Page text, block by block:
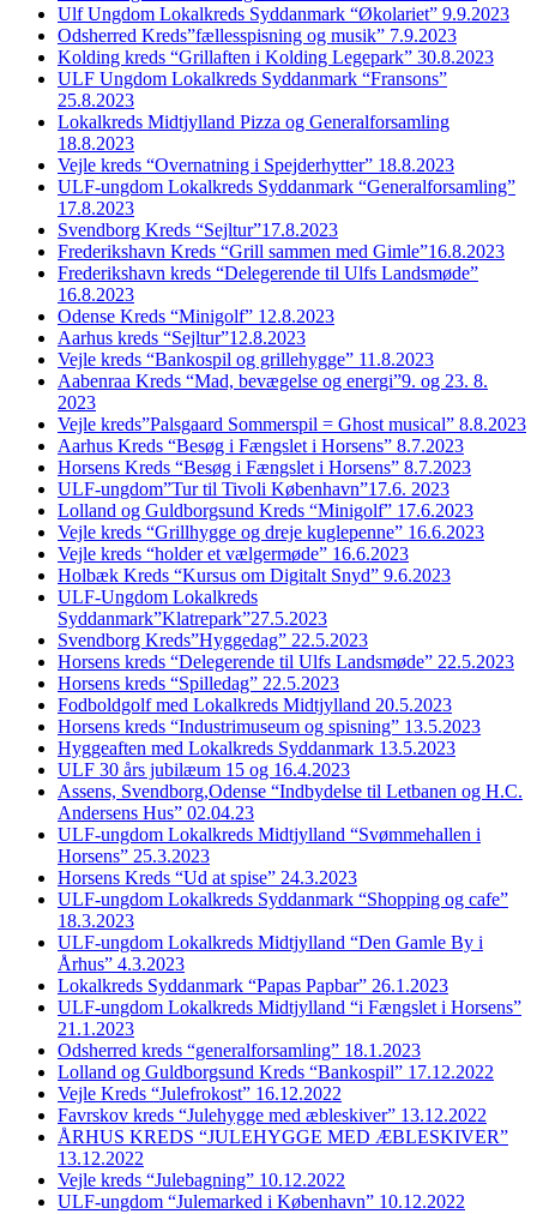
Ulf Ungdom Lokalkreds Syddanmark “Økolariet” 9.9.2023
Odsherred Kreds”fællesspisning og musik” 7.9.2023
Kolding kreds “Grillaften i Kolding Legepark” 30.8.2023
ULF Ungdom Lokalkreds Syddanmark “Fransons”
25.8.2023
Lokalkreds Midtjylland Pizza og Generalforsamling
18.8.2023
Vejle kreds “Overnatning i Spejderhytter” 18.8.2023
ULF-ungdom Lokalkreds Syddanmark “Generalforsamling”
17.8.2023
Svendborg Kreds “Sejltur”17.8.2023
Frederikshavn Kreds “Grill sammen med Gimle”16.8.2023
Frederikshavn kreds “Delegerende til Ulfs Landsmøde”
16.8.2023
Odense Kreds “Minigolf” 12.8.2023
Aarhus kreds “Sejltur”12.8.2023
Vejle kreds “Bankospil og grillehygge” 11.8.2023
Aabenraa Kreds “Mad, bevægelse og energi”9. og 23. 8.
2023
Vejle kreds”Palsgaard Sommerspil = Ghost musical” 8.8.2023
Aarhus Kreds “Besøg i Fængslet i Horsens” 8.7.2023
Horsens Kreds “Besøg i Fængslet i Horsens” 8.7.2023
ULF-ungdom”Tur til Tivoli København”17.6. 2023
Lolland og Guldborgsund Kreds “Minigolf” 17.6.2023
Vejle kreds “Grillhygge og dreje kuglepenne” 16.6.2023
Vejle kreds “holder et vælgermøde” 16.6.2023
Holbæk Kreds “Kursus om Digitalt Snyd” 9.6.2023
ULF-Ungdom Lokalkreds
Syddanmark”Klatrepark”27.5.2023
Svendborg Kreds”Hyggedag” 22.5.2023
Horsens kreds “Delegerende til Ulfs Landsmøde” 22.5.2023
Horsens kreds “Spilledag” 22.5.2023
Fodboldgolf med Lokalkreds Midtjylland 20.5.2023
Horsens kreds “Industrimuseum og spisning” 13.5.2023
Hyggeaften med Lokalkreds Syddanmark 13.5.2023
ULF 30 års jubilæum 15 og 16.4.2023
Assens, Svendborg,Odense “Indbydelse til Letbanen og H.C.
Andersens Hus” 02.04.23
ULF-ungdom Lokalkreds Midtjylland “Svømmehallen i
Horsens” 25.3.2023
Horsens Kreds “Ud at spise” 24.3.2023
ULF-ungdom Lokalkreds Syddanmark “Shopping og cafe”
18.3.2023
ULF-ungdom Lokalkreds Midtjylland “Den Gamle By i
Århus” 4.3.2023
Lokalkreds Syddanmark “Papas Papbar” 26.1.2023
ULF-ungdom Lokalkreds Midtjylland “i Fængslet i Horsens”
21.1.2023
Odsherred kreds “generalforsamling” 18.1.2023
Lolland og Guldborgsund Kreds “Bankospil” 17.12.2022
Vejle Kreds “Julefrokost” 16.12.2022
Favrskov kreds “Julehygge med æbleskiver” 13.12.2022
ÅRHUS KREDS “JULEHYGGE MED ÆBLESKIVER”
13.12.2022
Vejle kreds “Julebagning” 10.12.2022
ULF-ungdom “Julemarked i København” 10.12.2022